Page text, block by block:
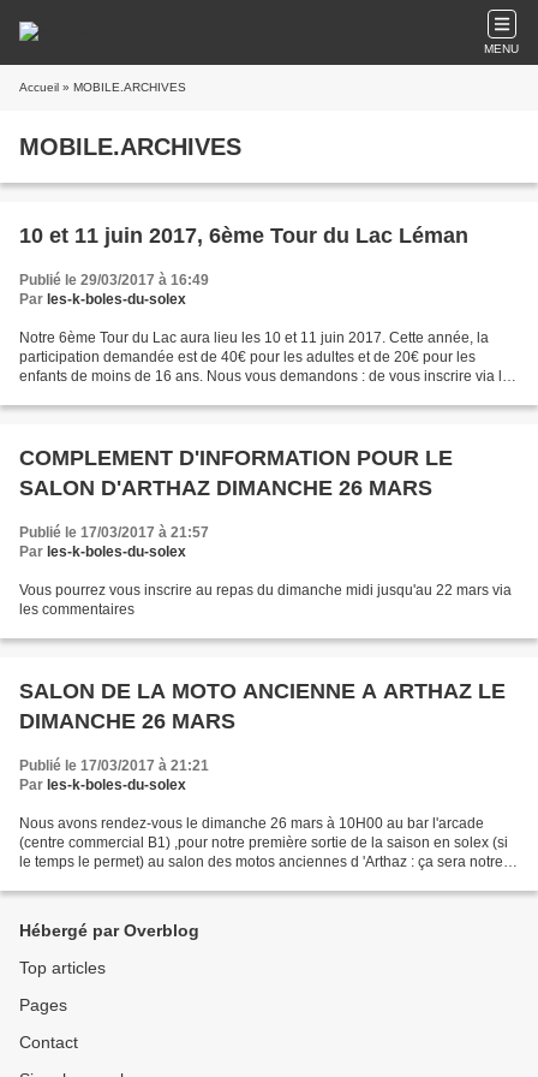
MENU
Accueil » MOBILE.ARCHIVES
MOBILE.ARCHIVES
10 et 11 juin 2017, 6ème Tour du Lac Léman
Publié le 29/03/2017 à 16:49
Par les-k-boles-du-solex
Notre 6ème Tour du Lac aura lieu les 10 et 11 juin 2017. Cette année, la
participation demandée est de 40€ pour les adultes et de 20€ pour les
enfants de moins de 16 ans. Nous vous demandons : de vous inscrire via les
COMPLEMENT D'INFORMATION POUR LE
SALON D'ARTHAZ DIMANCHE 26 MARS
Publié le 17/03/2017 à 21:57
Par les-k-boles-du-solex
Vous pourrez vous inscrire au repas du dimanche midi jusqu'au 22 mars via
les commentaires
SALON DE LA MOTO ANCIENNE A ARTHAZ LE
DIMANCHE 26 MARS
Publié le 17/03/2017 à 21:21
Par les-k-boles-du-solex
Nous avons rendez-vous le dimanche 26 mars à 10H00 au bar l'arcade
(centre commercial B1) ,pour notre première sortie de la saison en solex (si
le temps le permet) au salon des motos anciennes d 'Arthaz : ça sera notre
Hébergé par Overblog
Top articles
Pages
Contact